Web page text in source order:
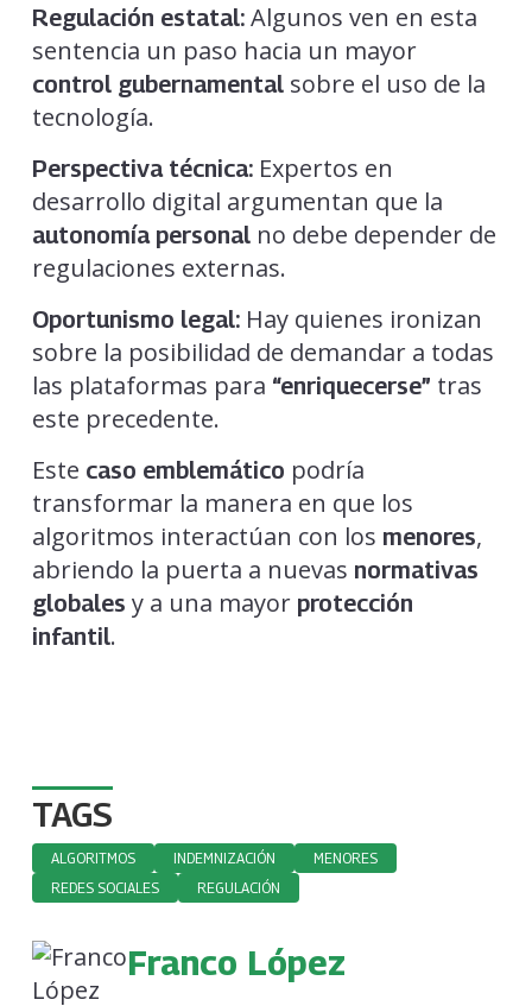
Regulación estatal:Algunos ven en esta
sentencia un paso hacia un mayor
control gubernamentalsobre el uso de la
tecnología.
Perspectiva técnica:Expertos en
desarrollo digital argumentan que la
autonomía personalno debe depender de
regulaciones externas.
Oportunismo legal:Hay quienes ironizan
sobre la posibilidad de demandar a todas
las plataformas para “enriquecerse” tras
este precedente.
Este caso emblemático podría
transformar la manera en que los
algoritmos interactúan con los menores,
abriendo la puerta a nuevas normativas
globales y a una mayor protección
infantil.
TAGS
ALGORITMOS INDEMNIZACIÓN
MENORES
REDES SOCIALES
REGULACIÓN
Franco López